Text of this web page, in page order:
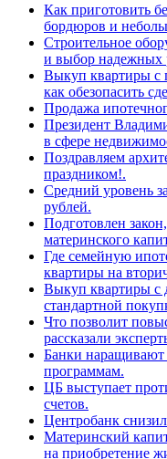
Как приготовить
бордюров и
Строительное
и выбор надежных
Выкуп квартиры с
как обезопасить
Продажа
Президент
в сфере
Поздравляем
праздником!.
Средний уровень
рублей.
Подготовлен
материнского
Где семейную
квартиры на
Выкуп квартиры с
стандартной
Что позволит
рассказали
Банки
программам.
ЦБ выступает
счетов.
Центробанк
Материнский
на приобретение